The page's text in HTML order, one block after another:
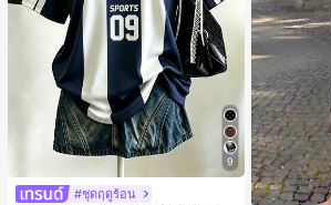
9
#ชุดฤดูร้อน